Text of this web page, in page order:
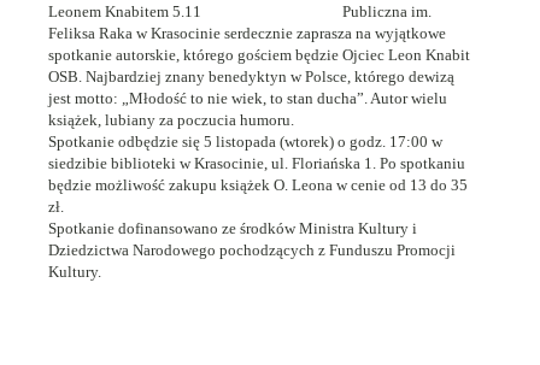
Publiczna im.
Feliksa Raka w Krasocinie serdecznie zaprasza na wyjątkowe
spotkanie autorskie, którego gościem będzie Ojciec Leon Knabit
OSB. Najbardziej znany benedyktyn w Polsce, którego dewizą
jest motto: „Młodość to nie wiek, to stan ducha”. Autor wielu
książek, lubiany za poczucia humoru.
Spotkanie odbędzie się 5 listopada (wtorek) o godz. 17:00 w
siedzibie biblioteki w Krasocinie, ul. Floriańska 1. Po spotkaniu
będzie możliwość zakupu książek O. Leona w cenie od 13 do 35
zł.
Spotkanie dofinansowano ze środków Ministra Kultury i
Dziedzictwa Narodowego pochodzących z Funduszu Promocji
Kultury.